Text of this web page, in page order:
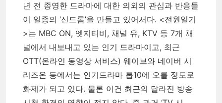
년 전 종영한 드라마에 대한 의외의 관심과 반응들
이 일종의 ‘신드롬’을 만들고 있어서다. <전원일기
>는 MBC ON, 엣지티비, 채널 유, KTV 등 7개 채
널에서 내보내고 있는 인기 드라마이고, 최근
OTT(온라인 동영상 서비스) 웨이브와 네이버 시
리즈온 등에서는 인기드라마 톱10에 오를 정도로
화제가 되고 있다. 물론 이건 최근의 달라진 방송